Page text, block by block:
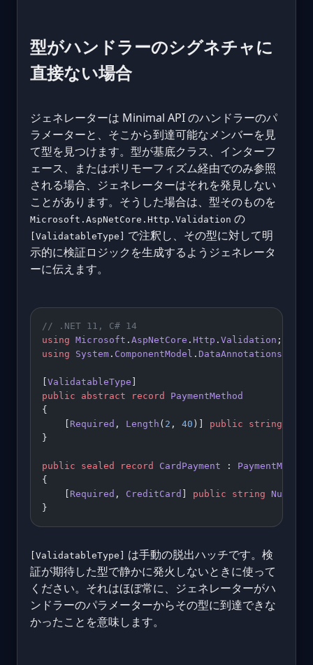
型がハンドラーのシグネチャに
直接ない場合
ジェネレーターは Minimal API のハンドラーのパ
ラメーターと、そこから到達可能なメンバーを見
て型を見つけます。型が基底クラス、インターフ
ェース、またはポリモーフィズム経由でのみ参照
される場合、ジェネレーターはそれを発見しない
ことがあります。そうした場合は、型そのものを
Microsoft.AspNetCore.Http.Validation の
[ValidatableType]
で注釈し、その型に対して明
示的に検証ロジックを生成するようジェネレータ
ーに伝えます。
// .NET 11, C# 14
using Microsoft . AspNetCore . Http . Validation ;
using System . ComponentModel . DataAnnotations
ValidatableType
public abstract record
PaymentMethod
{
Required , Length ( 2 , 40 )] public string
}
public sealed record CardPayment : PaymentMethod
{
Required , CreditCard public string Number
}
[ValidatableType]
は手動の脱出ハッチです。検
証が期待した型で静かに発火しないときに使って
ください。それはほぼ常に、ジェネレーターがハ
ンドラーのパラメーターからその型に到達できな
かったことを意味します。